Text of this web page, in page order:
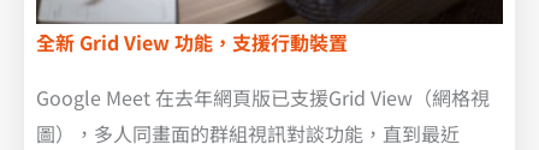
全新 Grid View 功能，支援行動裝置
Google Meet 在去年網頁版已支援Grid View（網格視
圖），多人同畫面的群組視訊對談功能，直到最近